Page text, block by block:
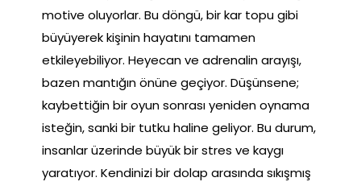
motive oluyorlar. Bu döngü, bir kar topu gibi
büyüyerek kişinin hayatını tamamen
etkileyebiliyor. Heyecan ve adrenalin arayışı,
bazen mantığın önüne geçiyor. Düşünsene;
kaybettiğin bir oyun sonrası yeniden oynama
isteğin, sanki bir tutku haline geliyor. Bu durum,
insanlar üzerinde büyük bir stres ve kaygı
yaratıyor. Kendinizi bir dolap arasında sıkışmış